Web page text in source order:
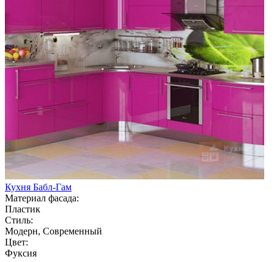
Кухня Бабл-Гам
Материал фасада:
Пластик
Стиль:
Модерн, Современный
Цвет:
Фуксия